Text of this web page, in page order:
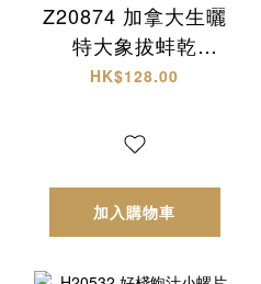
Z20874 加拿大生曬
特大象拔蚌乾
(L)+西非原隻有腌
禮盒✨
HK$128.00
加入購物車